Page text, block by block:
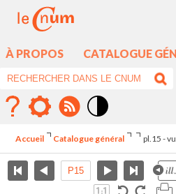
À PROPOS CATALOGUE
élévé
Accueil Catalogue général pl.15 -